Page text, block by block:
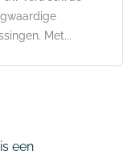
Met...
een